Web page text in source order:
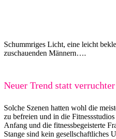
Schummriges Licht, eine leicht
zuschauenden Männern….
Neuer Trend statt
Solche Szenen hatten wohl die
zu befreien und in die
Anfang und die fitnessbegeisterte
Stange sind kein gesellschaftliches